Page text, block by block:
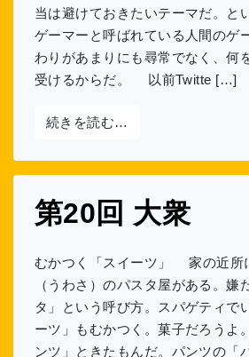
当は避けておきたいテーマだ。と
ゲーマーと呼ばれている人間のゲ
わりがあまりにも尋常でなく、何
受けるからだ。 以前Twitte […]
続きを読む…
第20回 大衆
むかつく「スイーツ」 家の近所
（うわさ）のパスタ屋がある。嫌
タ」という呼び方。スパゲティで
ーツ」もむかつく。菓子だろう
ンツ」ときたもんだ。パンツの「